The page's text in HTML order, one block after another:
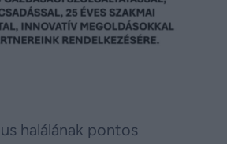
halálának pontos